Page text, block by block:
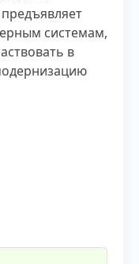
системам,
в